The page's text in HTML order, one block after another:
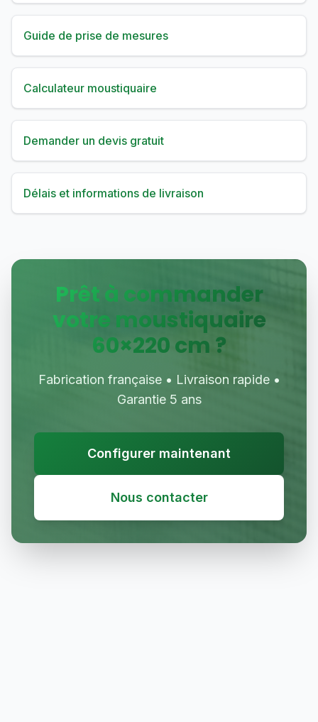
Guide de prise de mesures
Calculateur moustiquaire
Demander un devis gratuit
Délais et informations de livraison
Prêt à commander
votre moustiquaire
60×220cm ?
Fabrication française • Livraison rapide •
Garantie 5 ans
Configurer maintenant
Nous contacter